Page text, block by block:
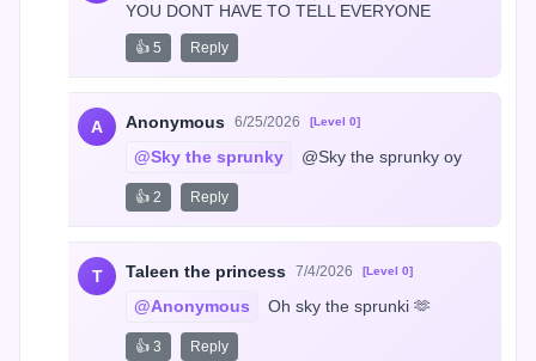
YOU DONT HAVE TO TELL EVERYONE
👍 5 Reply
A Anonymous 6/25/2026 [Level 0]
@Sky the sprunky @Sky the sprunky oy
👍 2 Reply
T Taleen the princess 7/4/2026 [Level 0]
@Anonymous Oh sky the sprunki 🫶
👍 3 Reply